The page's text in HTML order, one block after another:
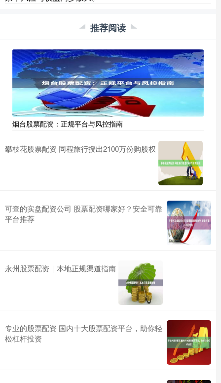
推荐阅读
烟台股票配资：正规平台与风控指南
攀枝花股票配资 同程旅行授出2100万份购股权
可查的实盘配资公司 股票配资哪家好？安全可靠
平台推荐
永州股票配资｜本地正规渠道指南
专业的股票配资 国内十大股票配资平台，助你轻
松杠杆投资